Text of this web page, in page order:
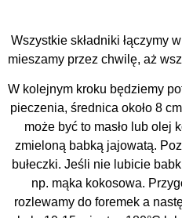
Wszystkie składniki łączymy
mieszamy przez chwilę, aż
W kolejnym kroku będziemy
pieczenia, średnica około 8
może być to masło lub olej
zmieloną babką jajowatą.
bułeczki. Jeśli nie lubicie
np. mąka kokosowa.
rozlewamy do foremek a